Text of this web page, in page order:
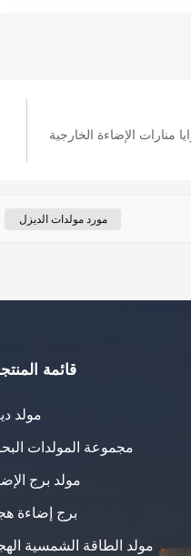
منارات الإضاءة الخارجية
مورد مولدات الديزل
قائمة
مولد
مجموعة المولدات
مولد برج
برج إضاءة
مولد الطاقة الشمسية